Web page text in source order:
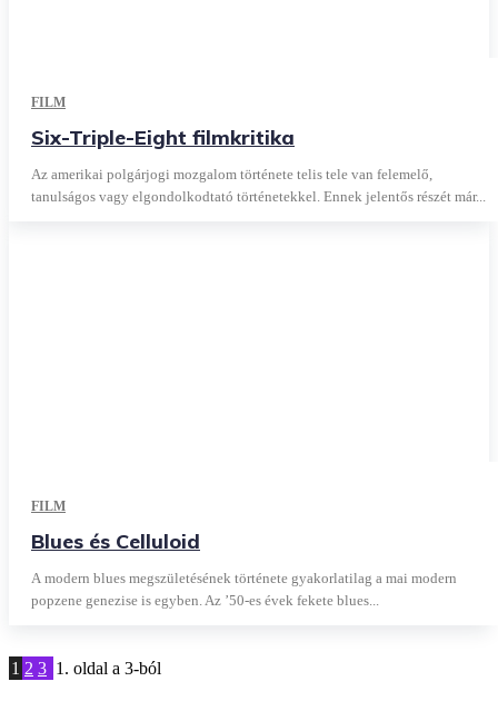
FILM
Six-Triple-Eight filmkritika
Az amerikai polgárjogi mozgalom története telis tele van felemelő,
tanulságos vagy elgondolkodtató történetekkel. Ennek jelentős részét már...
FILM
Blues és Celluloid
A modern blues megszületésének története gyakorlatilag a mai modern
popzene genezise is egyben. Az ’50-es évek fekete blues...
1 2 3 1. oldal a 3-ból